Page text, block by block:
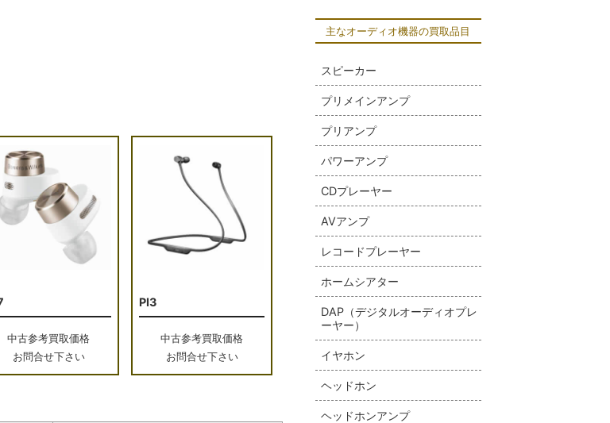
中古参考買取価格
お問合せ下さい
PI3
中古参考買取価格
お問合せ下さい
主なオーディオ機器の買取品目
スピーカー
プリメインアンプ
プリアンプ
パワーアンプ
CDプレーヤー
AVアンプ
レコードプレーヤー
ホームシアター
DAP（デジタルオーディオプレ
ーヤー）
イヤホン
ヘッドホン
ヘッドホンアンプ